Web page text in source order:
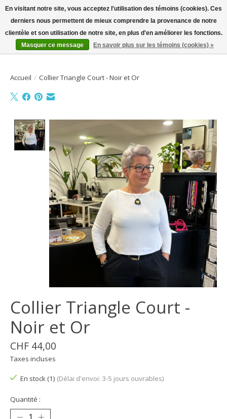
Bienvenue sur la boutique en ligne
Liste dePanier
Accueil / Collier Triangle Court - Noir et Or
Product image slideshow Items
Collier Triangle Court -
Noir et Or
CHF 44,00
Taxes incluses
En stock (1) (Délai d'envoi: 3-5 jours ouvrables)
Quantité :
En visitant notre site, vous acceptez l'utilisation des témoins (cookies). Ces
derniers nous permettent de mieux comprendre la provenance de notre
clientèle et son utilisation de notre site, en plus d'en améliorer les fonctions.
Masquer ce message
En savoir plus sur les témoins (cookies) »